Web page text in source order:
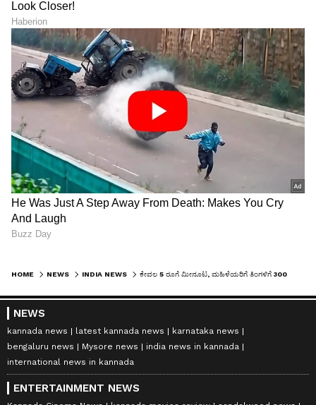
HOME NEWS INDIA NEWS
NEWS
kannada news latest kannada news
karnataka news
bengaluru news
Mysore news
india news in kannada
international news in kannada
ENTERTAINMENT NEWS